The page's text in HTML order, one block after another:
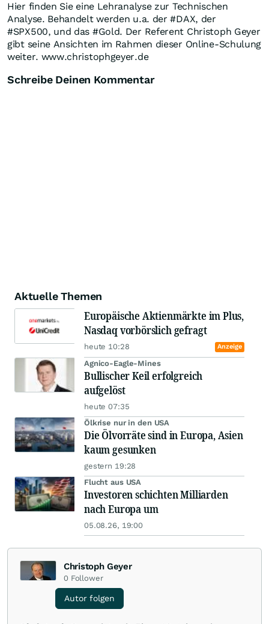
Hier finden Sie eine Lehranalyse zur Technischen
Analyse. Behandelt werden u.a. der #DAX, der
#SPX500, und das #Gold. Der Referent Christoph Geyer
gibt seine Ansichten im Rahmen dieser Online-Schulung
weiter. www.christophgeyer.de
Schreibe Deinen Kommentar
Aktuelle Themen
Europäische Aktienmärkte im Plus,
Nasdaq vorbörslich gefragt
heute 10:28 Anzeige
Agnico-Eagle-Mines
Bullischer Keil erfolgreich
aufgelöst
heute 07:35
Ölkrise nur in den USA
Die Ölvorräte sind in Europa, Asien
kaum gesunken
gestern 19:28
Flucht aus USA
Investoren schichten Milliarden
nach Europa um
05.08.26, 19:00
Christoph Geyer
0 Follower
Autor folgen